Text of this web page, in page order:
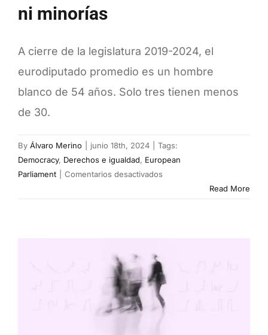
ni minorías
A cierre de la legislatura 2019-2024, el
eurodiputado promedio es un hombre
blanco de 54 años. Solo tres tienen menos
de 30.
By Álvaro Merino junio 18th, 2024
Tags:
Democracy, Derechos e igualdad, European
Parliament
Comentarios desactivados
diversidad:
Europarlamento
Read More